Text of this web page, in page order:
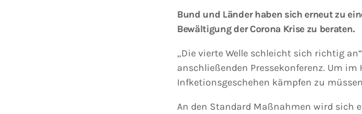
Bund und Länder haben sich erneut zu
Bewältigung der Corona Krise zu beraten.
„Die vierte Welle schleicht sich richtig
anschließenden Pressekonferenz. Um
Infketionsgeschehen kämpfen zu
An den Standard Maßnahmen wird sich